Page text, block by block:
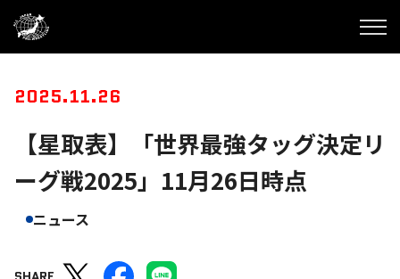
2025.11.26
【星取表】「世界最強タッグ決定リ
ーグ戦2025」11月26日時点
ニュース